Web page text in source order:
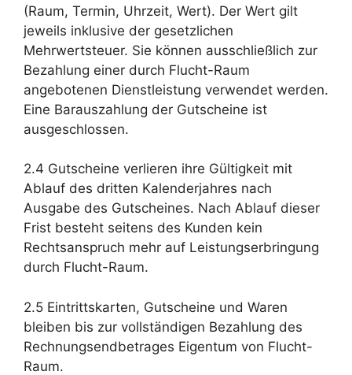
(Raum, Termin, Uhrzeit, Wert). Der Wert gilt
jeweils inklusive der gesetzlichen
Mehrwertsteuer. Sie können ausschließlich zur
Bezahlung einer durch Flucht-Raum
angebotenen Dienstleistung verwendet werden.
Eine Barauszahlung der Gutscheine ist
ausgeschlossen.
2.4 Gutscheine verlieren ihre Gültigkeit mit
Ablauf des dritten Kalenderjahres nach
Ausgabe des Gutscheines. Nach Ablauf dieser
Frist besteht seitens des Kunden kein
Rechtsanspruch mehr auf Leistungserbringung
durch Flucht-Raum.
2.5 Eintrittskarten, Gutscheine und Waren
bleiben bis zur vollständigen Bezahlung des
Rechnungsendbetrages Eigentum von Flucht-
Raum.